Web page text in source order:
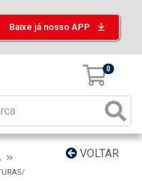
Baixe já nosso APP
0
VOLTAR